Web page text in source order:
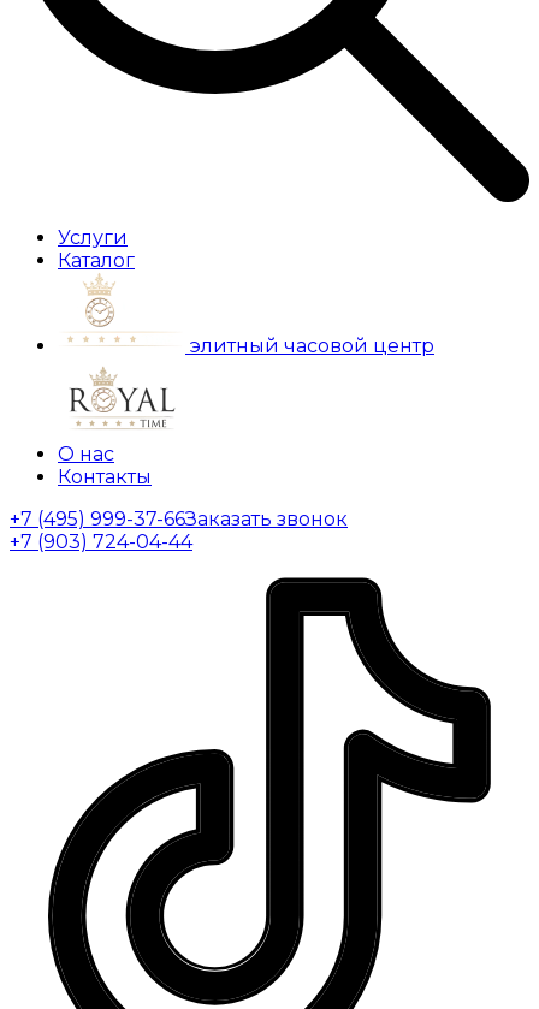
Услуги
Каталог
элитный часовой центр
О нас
Контакты
+7 (495) 999-37-66Заказать звонок
+7 (903) 724-04-44